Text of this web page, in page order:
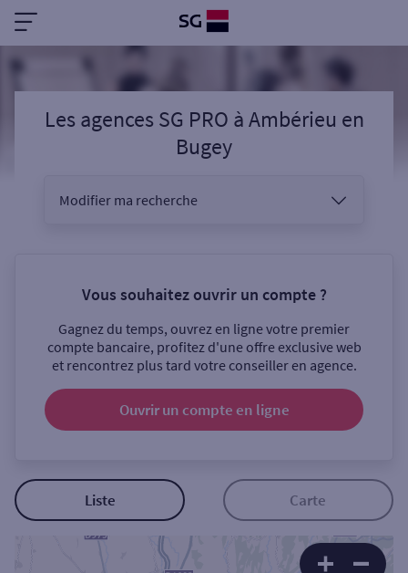
Les agences SG PRO àAmbérieu en
Bugey
Modifier ma recherche
Sélectionnez votre recherche
Ouverte le samedi
Coffre-fort
Autour de moi
Vous souhaitez ouvrir un compte ?
Gagnez du temps, ouvrez en ligne votre premier
compte bancaire, profitez d'une offre exclusive web
et rencontrez plus tard votre conseiller en agence.
Ouvrir un compte en ligne
Liste Carte